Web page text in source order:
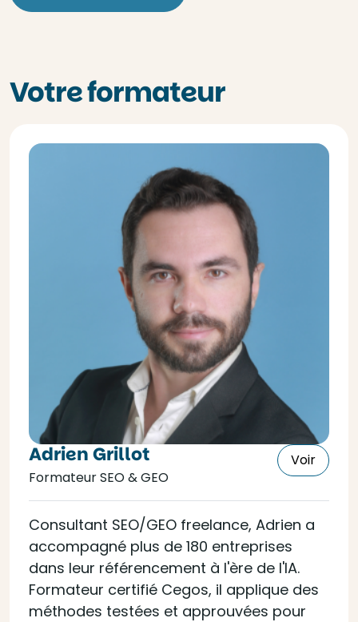
Votre formateur
Adrien Grillot
Formateur SEO & GEO
Voir
Consultant SEO/GEO freelance, Adrien a
accompagné plus de 180 entreprises
dans leur référencement à l'ère de l'IA.
Formateur certifié Cegos, il applique des
méthodes testées et approuvées pour